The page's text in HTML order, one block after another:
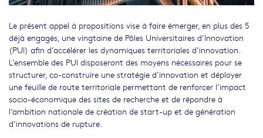
Le présent appel à propositions vise à faire émerger, en plus des 5
déjà engagés, une vingtaine de Pôles Universitaires d’Innovation
(PUI) afin d’accélérer les dynamiques territoriales d’innovation.
L’ensemble des PUI disposeront des moyens nécessaires pour se
structurer, co-construire une stratégie d’innovation et déployer
une feuille de route territoriale permettant de renforcer l’impact
socio-économique des sites de recherche et de répondre à
l’ambition nationale de création de start-up et de génération
d’innovations de rupture.